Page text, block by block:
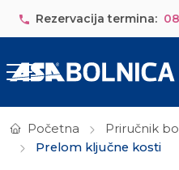
Rezervacija termina:
Početna
Priručnik
Prelom ključne kosti